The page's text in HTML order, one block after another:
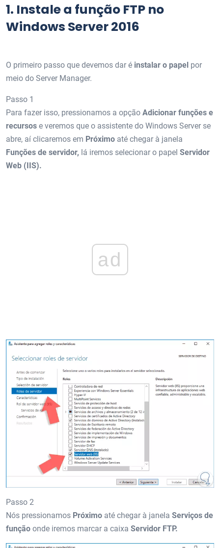
1. Instale a função FTP no
Windows Server 2016
O primeiro passo que devemos dar é instalar o papel por
meio do Server Manager.
Passo 1
Para fazer isso, pressionamos a opção Adicionar funções e
recursos e veremos que o assistente do Windows Server se
abre, aí clicaremos em Próximo até chegar à janela
Funções de servidor, lá iremos selecionar o papel Servidor
Web (IIS).
ad
Passo 2
Nós pressionamos Próximo até chegar à janela Serviços de
função onde iremos marcar a caixa Servidor FTP.